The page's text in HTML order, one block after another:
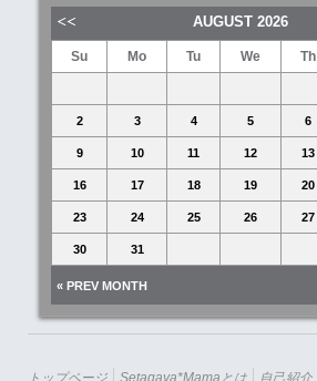
AUGUST 2026
Su Mo Tu We Th
2 3 4 5 6
9 10 11 12 13
16 17 18 19 20
23 24 25 26 27
30 31
« PREV MONTH
トップページ Setagaya*mamaとは 自己紹介